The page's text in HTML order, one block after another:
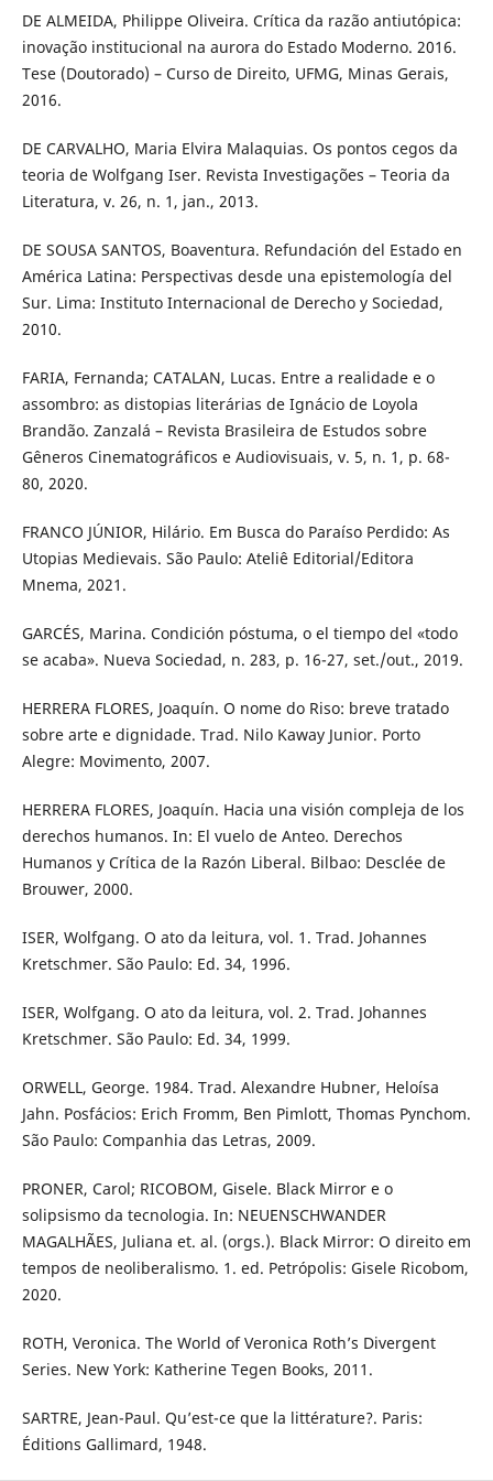
DE ALMEIDA, Philippe Oliveira. Crítica da razão antiutópica:
inovação institucional na aurora do Estado Moderno. 2016.
Tese (Doutorado) – Curso de Direito, UFMG, Minas Gerais,
2016.
DE CARVALHO, Maria Elvira Malaquias. Os pontos cegos da
teoria de Wolfgang Iser. Revista Investigações – Teoria da
Literatura, v. 26, n. 1, jan., 2013.
DE SOUSA SANTOS, Boaventura. Refundación del Estado en
América Latina: Perspectivas desde una epistemología del
Sur. Lima: Instituto Internacional de Derecho y Sociedad,
2010.
FARIA, Fernanda; CATALAN, Lucas. Entre a realidade e o
assombro: as distopias literárias de Ignácio de Loyola
Brandão. Zanzalá – Revista Brasileira de Estudos sobre
Gêneros Cinematográficos e Audiovisuais, v. 5, n. 1, p. 68-
80, 2020.
FRANCO JÚNIOR, Hilário. Em Busca do Paraíso Perdido: As
Utopias Medievais. São Paulo: Ateliê Editorial/Editora
Mnema, 2021.
GARCÉS, Marina. Condición póstuma, o el tiempo del «todo
se acaba». Nueva Sociedad, n. 283, p. 16-27, set./out., 2019.
HERRERA FLORES, Joaquín. O nome do Riso: breve tratado
sobre arte e dignidade. Trad. Nilo Kaway Junior. Porto
Alegre: Movimento, 2007.
HERRERA FLORES, Joaquín. Hacia una visión compleja de los
derechos humanos. In: El vuelo de Anteo. Derechos
Humanos y Crítica de la Razón Liberal. Bilbao: Desclée de
Brouwer, 2000.
ISER, Wolfgang. O ato da leitura, vol. 1. Trad. Johannes
Kretschmer. São Paulo: Ed. 34, 1996.
ISER, Wolfgang. O ato da leitura, vol. 2. Trad. Johannes
Kretschmer. São Paulo: Ed. 34, 1999.
ORWELL, George. 1984. Trad. Alexandre Hubner, Heloísa
Jahn. Posfácios: Erich Fromm, Ben Pimlott, Thomas Pynchom.
São Paulo: Companhia das Letras, 2009.
PRONER, Carol; RICOBOM, Gisele. Black Mirror e o
solipsismo da tecnologia. In: NEUENSCHWANDER
MAGALHÃES, Juliana et. al. (orgs.). Black Mirror: O direito em
tempos de neoliberalismo. 1. ed. Petrópolis: Gisele Ricobom,
2020.
ROTH, Veronica. The World of Veronica Roth’s Divergent
Series. New York: Katherine Tegen Books, 2011.
SARTRE, Jean-Paul. Qu’est-ce que la littérature?. Paris:
Éditions Gallimard, 1948.